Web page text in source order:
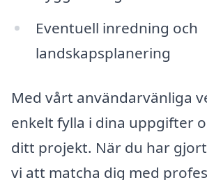
Eventuell inredning och
landskapsplanering
Med vårt användarvänliga
enkelt fylla i dina uppgifter
ditt projekt. När du har
vi att matcha dig med